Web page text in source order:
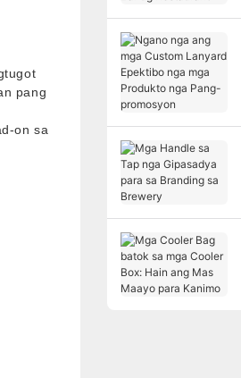
pang
on sa